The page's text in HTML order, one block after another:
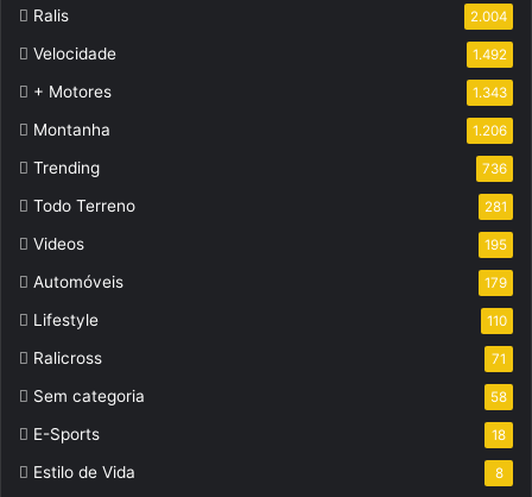
Ralis 2.004
Velocidade 1.492
+ Motores 1.343
Montanha 1.206
Trending 736
Todo Terreno 281
Videos 195
Automóveis 179
Lifestyle 110
Ralicross 71
Sem categoria 58
E-Sports 18
Estilo de Vida 8